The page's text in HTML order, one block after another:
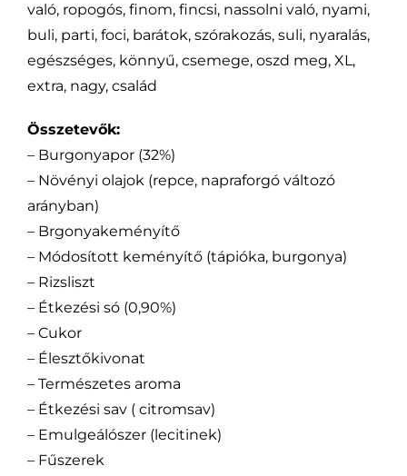
való, ropogós, finom, fincsi, nassolni való, nyami,
buli, parti, foci, barátok, szórakozás, suli, nyaralás,
egészséges, könnyű, csemege, oszd meg, XL,
extra, nagy, család
Összetevők:
– Burgonyapor (32%)
– Növényi olajok (repce, napraforgó változó
arányban)
– Brgonyakeményítő
– Módosított keményítő (tápióka, burgonya)
– Rizsliszt
– Étkezési só (0,90%)
– Cukor
– Élesztőkivonat
– Természetes aroma
– Étkezési sav ( citromsav)
– Emulgeálószer (lecitinek)
– Fűszerek